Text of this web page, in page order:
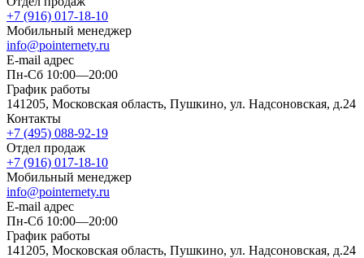
+7 (916) 017-18-10
Мобильный менеджер
info@pointernety.ru
E-mail адрес
Пн-Сб 10:00—20:00
График работы
141205, Московская область, Пушкино, ул. Надсоновская, д.24
Контакты
+7 (495) 088-92-19
Отдел продаж
+7 (916) 017-18-10
Мобильный менеджер
info@pointernety.ru
E-mail адрес
Пн-Сб 10:00—20:00
График работы
141205, Московская область, Пушкино, ул. Надсоновская, д.24